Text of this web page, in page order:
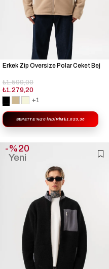
Erkek Zip Oversize Polar Ceket Bej
₺1.279,20
₺1.599,00
+1
SEPETTE %20 İNDIRIM₺1.023,36
%20
Yeni